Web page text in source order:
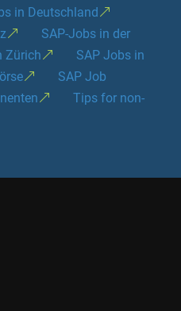
in Deutschland
SAP-Jobs in der
Zürich
SAP Jobs in
SAP Job
Tips for non-